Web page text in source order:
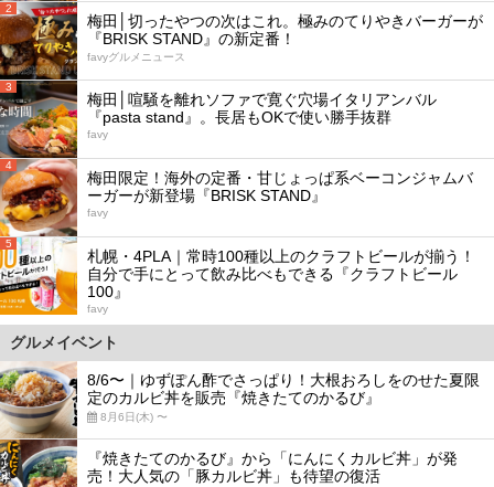
2
梅田│切ったやつの次はこれ。極みのてりやきバーガーが
『BRISK STAND』の新定番！
favyグルメニュース
3
梅田│喧騒を離れソファで寛ぐ穴場イタリアンバル
『pasta stand』。長居もOKで使い勝手抜群
favy
4
梅田限定！海外の定番・甘じょっぱ系ベーコンジャムバ
ーガーが新登場『BRISK STAND』
favy
5
札幌・4PLA｜常時100種以上のクラフトビールが揃う！
自分で手にとって飲み比べもできる『クラフトビール
100』
favy
グルメイベント
8/6〜｜ゆずぽん酢でさっぱり！大根おろしをのせた夏限
定のカルビ丼を販売『焼きたてのかるび』
8月6日(木) 〜
『焼きたてのかるび』から「にんにくカルビ丼」が発
売！大人気の「豚カルビ丼」も待望の復活